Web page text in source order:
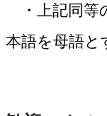
・上記同等
本語を母語と